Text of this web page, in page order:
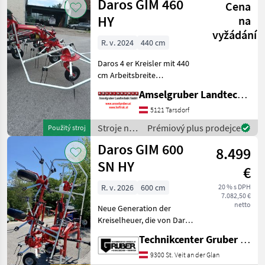
objemových
krmív /
Daros
Použitý stroj
Daros GIM 460
HY
Cena
na
vyžádání
R. v. 2024
440 cm
Daros 4 er Kreisler mit 440
cm Arbeitsbreite
.Stoßdämpfer und
Sektorräder Tastrad mit
Kette für bessere
Bodenanpassung
Gelenkwelle mit Überla
Amselgruber Landtechnik GmbH
5121 Tarsdorf
Stroje na
zber
objemových
krmív /
Daros
Prémiový plus prodejce
Daros GIM 600
SN HY
8.499
€
20 % s DPH
7.082,50 €
netto
R. v. 2026
600 cm
Neue Generation der
Kreiselheuer, die von Daros
entwickelt wurden, einen
robusten Zettwender zu
Technikcenter Gruber GmbH
9300 St. Veit an der Glan